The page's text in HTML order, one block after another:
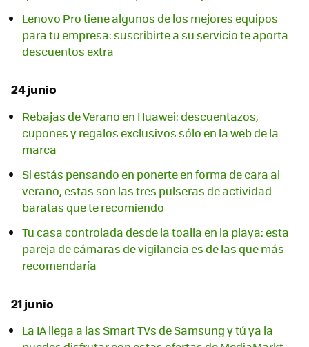
Lenovo Pro tiene algunos de los mejores equipos
para tu empresa: suscribirte a su servicio te aporta
descuentos extra
24 junio
Rebajas de Verano en Huawei: descuentazos,
cupones y regalos exclusivos sólo en la web de la
marca
Si estás pensando en ponerte en forma de cara al
verano, estas son las tres pulseras de actividad
baratas que te recomiendo
Tu casa controlada desde la toalla en la playa: esta
pareja de cámaras de vigilancia es de las que más
recomendaría
21 junio
La IA llega a las Smart TVs de Samsung y tú ya la